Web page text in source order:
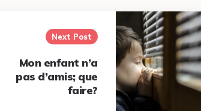
Next Post
Mon enfant n’a
pas d’amis; que
faire?